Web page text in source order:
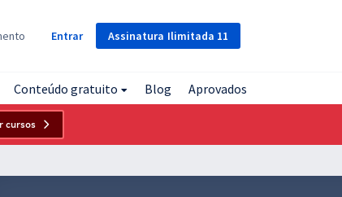
Assinatura Ilimitada 11
Entrar
Conteúdo gratuito Blog Aprovados
cursos